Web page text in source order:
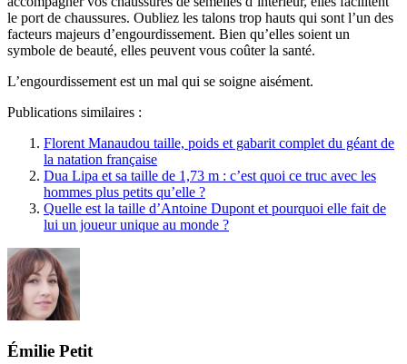
le port de chaussures. Oubliez les talons trop hauts qui sont l’un des
facteurs majeurs d’engourdissement. Bien qu’elles soient un
symbole de beauté, elles peuvent vous coûter la santé.
L’engourdissement est un mal qui se soigne aisément.
Publications similaires :
Florent Manaudou taille, poids et gabarit complet du géant de
la natation française
Dua Lipa et sa taille de 1,73 m : c’est quoi ce truc avec les
hommes plus petits qu’elle ?
Quelle est la taille d’Antoine Dupont et pourquoi elle fait de
lui un joueur unique au monde ?
Émilie Petit